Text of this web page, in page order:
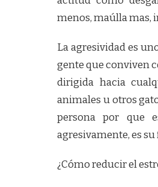
menos, maúlla mas,
La agresividad es
gente que conviven
dirigida hacia
animales u otros
persona por que
agresivamente, es
¿Cómo reducir el